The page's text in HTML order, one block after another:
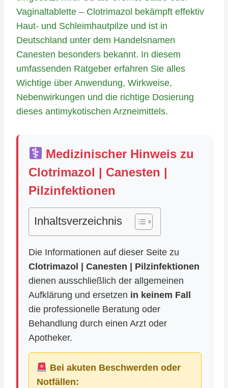
Vaginaltablette – Clotrimazol bekämpft effektiv
Haut- und Schleimhautpilze und ist in
Deutschland unter dem Handelsnamen
Canesten besonders bekannt. In diesem
umfassenden Ratgeber erfahren Sie alles
Wichtige über Anwendung, Wirkweise,
Nebenwirkungen und die richtige Dosierung
dieses antimykotischen Arzneimittels.
Medizinischer Hinweis zu
Clotrimazol | Canesten |
Pilzinfektionen
Inhaltsverzeichnis
Die Informationen auf dieser Seite zu
Clotrimazol | Canesten | Pilzinfektionen
dienen ausschließlich der allgemeinen
Aufklärung und ersetzen in keinem Fall
die professionelle Beratung oder
Behandlung durch einen Arzt oder
Apotheker.
Bei akuten Beschwerden oder
Notfällen: